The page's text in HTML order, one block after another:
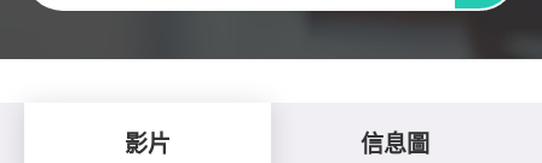
影片 信息圖